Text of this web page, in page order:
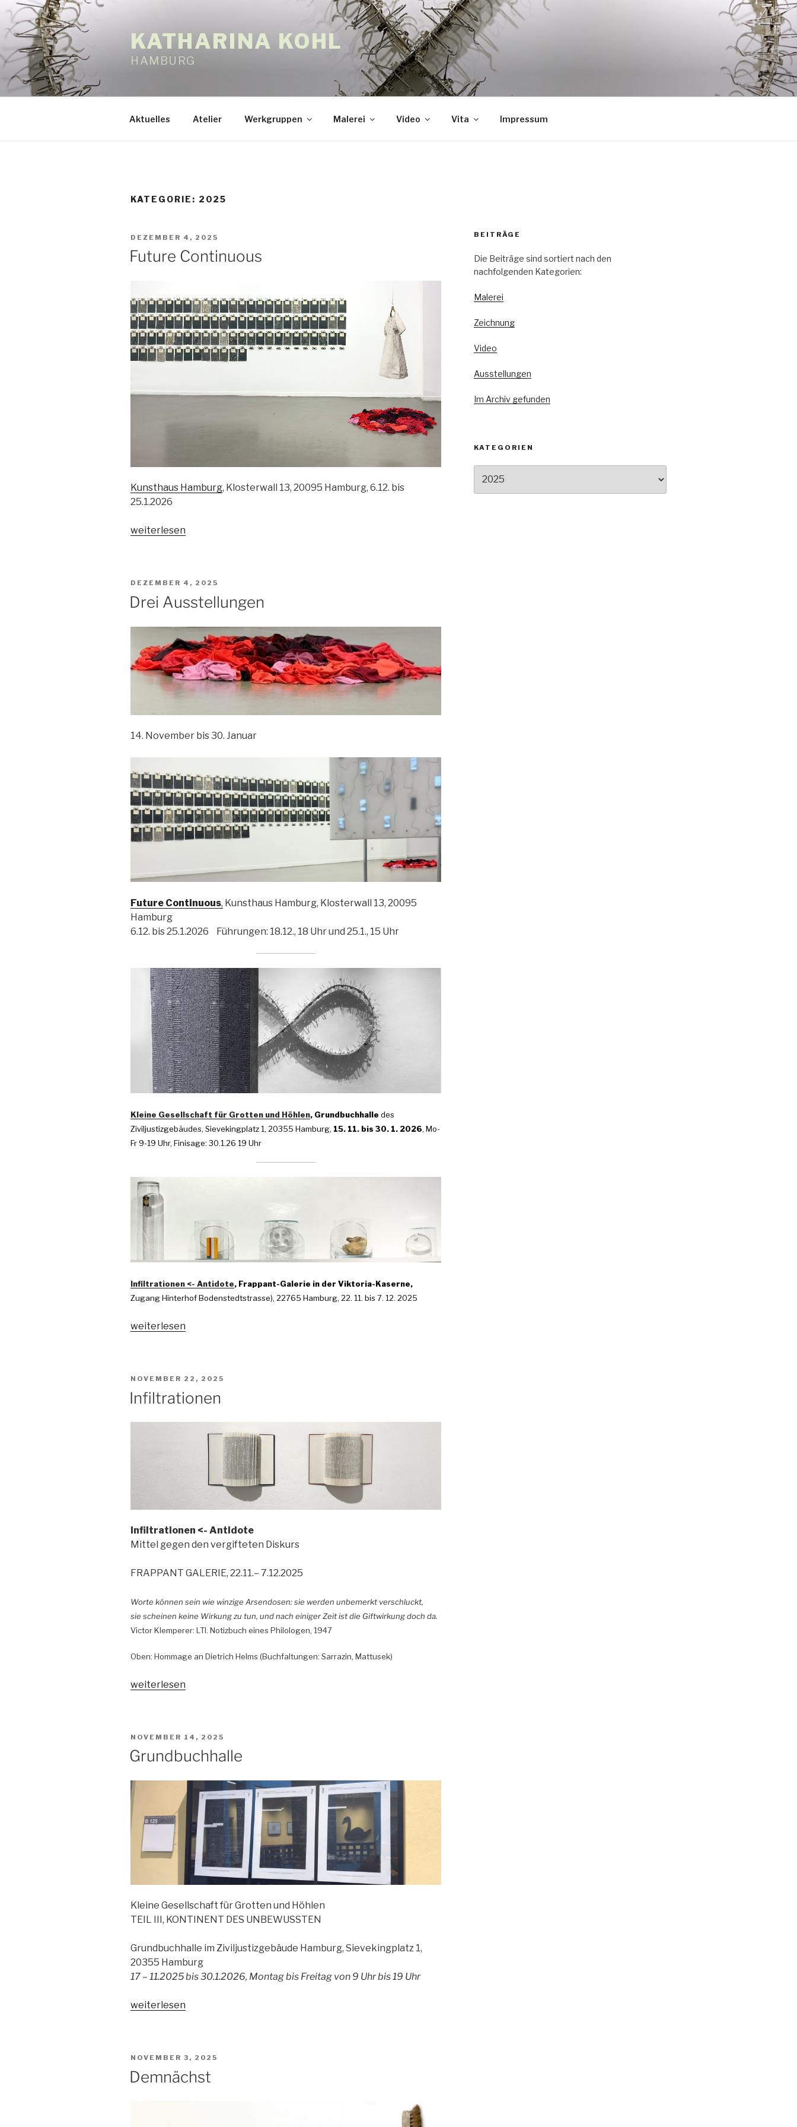
Zum
Inhalt
springen
KATHARINA KOHL
HAMBURG
Aktuelles Atelier Werkgruppen Malerei Video Vita Impressum
KATEGORIE: 2025
VERÖFFENTLICHT
AM
DEZEMBER 4, 2025
Future Continuous
Kunsthaus Hamburg, Klosterwall 13, 20095 Hamburg, 6.12. bis
25.1.2026
„Future
weiterlesen
VERÖFFENTLICHT
AM
DEZEMBER 4, 2025
Drei Ausstellungen
14. November bis 30. Januar
Future Continuous, Kunsthaus Hamburg, Klosterwall 13, 20095
Hamburg
6.12. bis 25.1.2026 Führungen: 18.12., 18 Uhr und 25.1., 15 Uhr
Kleine Gesellschaft für Grotten und Höhlen, Grundbuchhalle des
Ziviljustizgebäudes, Sievekingplatz 1, 20355 Hamburg, 15. 11. bis 30. 1. 2026, Mo-
Fr 9-19 Uhr, Finisage: 30.1.26 19 Uhr
Infiltrationen <- Antidote, Frappant-Galerie in der Viktoria-Kaserne,
Zugang Hinterhof Bodenstedtstrasse), 22765 Hamburg, 22. 11. bis 7. 12. 2025
„Drei
weiterlesen
VERÖFFENTLICHT
AM
NOVEMBER 22, 2025
Infiltrationen
Infiltrationen <- Antidote
Mittel gegen den vergifteten Diskurs
FRAPPANT GALERIE, 22.11.– 7.12.2025
Worte können sein wie winzige Arsendosen: sie werden unbemerkt verschluckt,
sie scheinen keine Wirkung zu tun, und nach einiger Zeit ist die Giftwirkung doch da.
Victor Klemperer: LTI. Notizbuch eines Philologen, 1947
Oben: Hommage an Dietrich Helms (Buchfaltungen: Sarrazin, Mattusek)
„Infiltrationen“
weiterlesen
VERÖFFENTLICHT
AM
NOVEMBER 14, 2025
Grundbuchhalle
Kleine Gesellschaft für Grotten und Höhlen
TEIL III, KONTINENT DES UNBEWUSSTEN
Grundbuchhalle im Ziviljustizgebäude Hamburg, Sievekingplatz 1,
20355 Hamburg
17 – 11.2025 bis 30.1.2026, Montag bis Freitag von 9 Uhr bis 19 Uhr
„Grundbuchhalle“
weiterlesen
VERÖFFENTLICHT
AM
NOVEMBER 3, 2025
Demnächst
BEITRÄGE
Die Beiträge sind sortiert nach den
nachfolgenden Kategorien:
Malerei
Zeichnung
Video
Ausstellungen
Im Archiv gefunden
KATEGORIEN